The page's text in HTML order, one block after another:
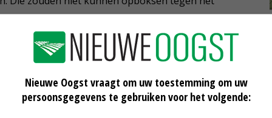
markt overspoelen, nu landbouwreus Oekraïne
het Midden-Oosten en Afrika kan leveren.
partijgenoten van
de laatste dagen in het Europees Parlement aan
boeren blokkeren verkeersaders en dreigen
Nieuwe Oogst vraagt om uw toestemming om uw
persoonsgegevens te gebruiken voor het volgende: